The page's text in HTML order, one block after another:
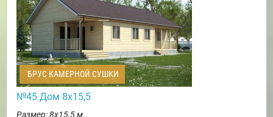
БРУС КАМЕРНОЙ СУШКИ
№45 Дом 8х15,5
Размер: 8х15,5 м